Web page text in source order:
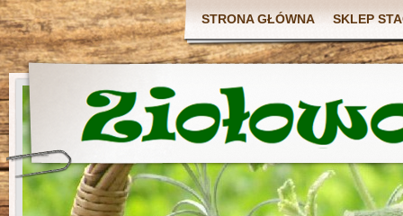
STRONA GŁÓWNA SKLEP